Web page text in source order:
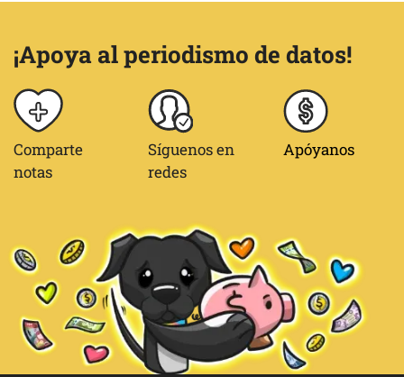
¡Apoya al periodismo de datos!
Comparte
notas
Síguenos en
redes
Apóyanos